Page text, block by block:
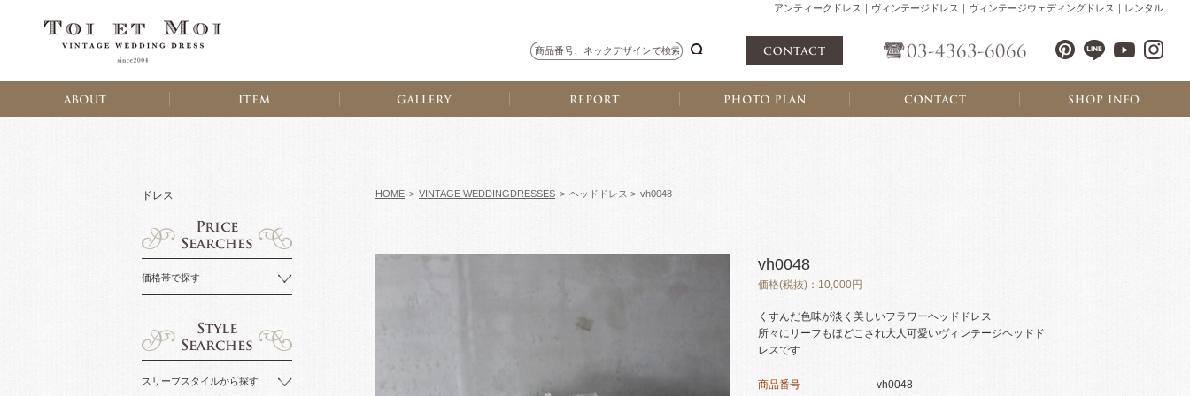
アンティークドレス｜ヴィンテージドレス｜ヴィンテージウェディングドレス｜レンタル
HOME > VINTAGE WEDDINGDRESSES > ヘッドドレス > vh0048
vh0048
価格(税抜)：10,000円
くすんだ色味が淡く美しいフラワーヘッドドレス
所々にリーフもほどこされ大人可愛いヴィンテージヘッドド
レスです
商品番号 vh0048
ドレス
価格帯で探す
スリーブスタイルから探す